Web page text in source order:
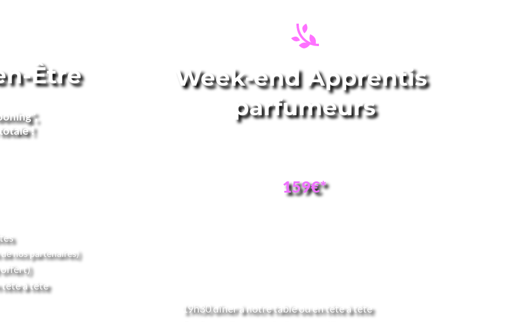
Être
!
nos partenaires)
offert)
tête à tête
Week-end Apprentis
parfumeurs
159€*
19h30 dîner à notre table ou en tête à tête